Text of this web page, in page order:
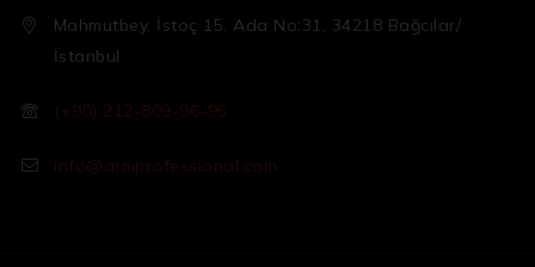
Mahmutbey, İstoç 15. Ada No:31, 34218 Bağcılar/
İstanbul
(+90) 212-809-96-95
info@armprofessional.com